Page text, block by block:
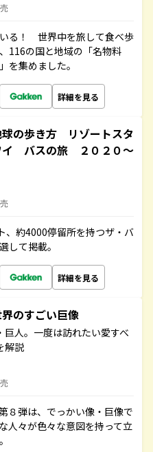
る！ 世界中を旅して食べ歩
116の国と地域の「名物料
を集めました。
詳細を見る
の歩き方 リゾートスタ
バスの旅 ２０２０～
、約4000停留所を持つザ・バ
して掲載。
詳細を見る
のすごい巨像
巨人。一度は訪れたい愛すべ
解説
８弾は、でっかい像・巨像で
人々が色々な意図を持って立